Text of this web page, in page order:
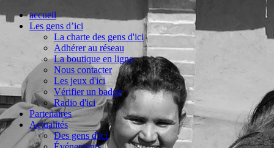
accueil
Les gens d’ici
La charte des gens d'ici
Adhérer au réseau
La boutique en ligne
Nous contacter
Les jeux d'ici
Vérifier un badge
Radio d'ici
Partenaires
Actualités
Des gens d'ici